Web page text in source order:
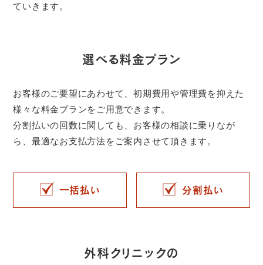
ていきます。
選べる料金プラン
お客様のご要望にあわせて、初期費用や管理費を抑えた
様々な料金プランをご用意できます。
分割払いの回数に関しても、お客様の相談に乗りなが
ら、最適なお支払方法をご案内させて頂きます。
一括払い 分割払い
外科クリニックの